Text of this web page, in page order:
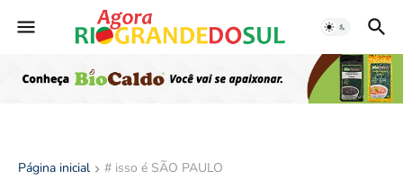
Página inicial # isso é SÃO PAULO